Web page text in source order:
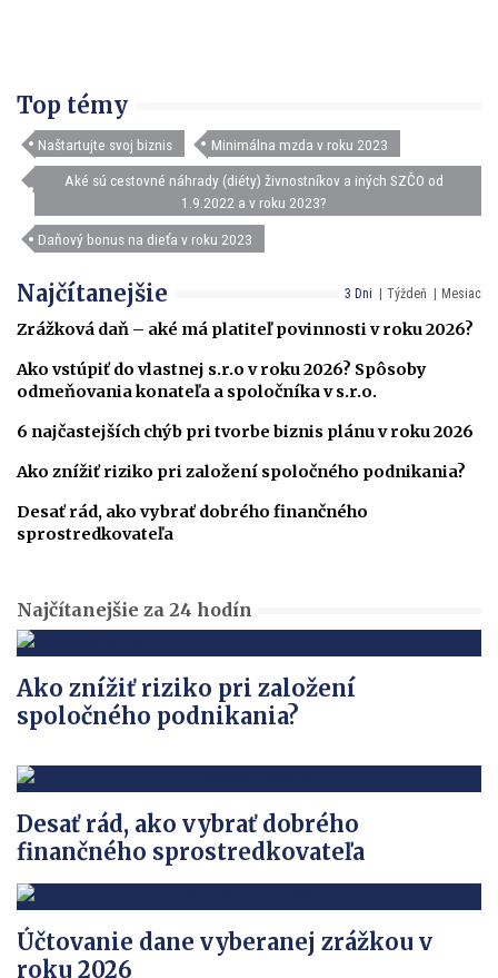
Top témy
Naštartujte svoj biznis Minimálna mzda v roku 2023
Aké sú cestovné náhrady (diéty) živnostníkov a iných SZČO od
1.9.2022 a v roku 2023?
Daňový bonus na dieťa v roku 2023
3 Dni Týždeň Mesiac
Najčítanejšie
Zrážková daň – aké má platiteľ povinnosti v roku 2026?
Ako vstúpiť do vlastnej s.r.o v roku 2026? Spôsoby
odmeňovania konateľa a spoločníka v s.r.o.
6 najčastejších chýb pri tvorbe biznis plánu v roku 2026
Ako znížiť riziko pri založení spoločného podnikania?
Desať rád, ako vybrať dobrého finančného
sprostredkovateľa
Najčítanejšie za 24 hodín
Ako znížiť riziko pri založení
spoločného podnikania?
Desať rád, ako vybrať dobrého
finančného sprostredkovateľa
Účtovanie dane vyberanej zrážkou v
roku 2026